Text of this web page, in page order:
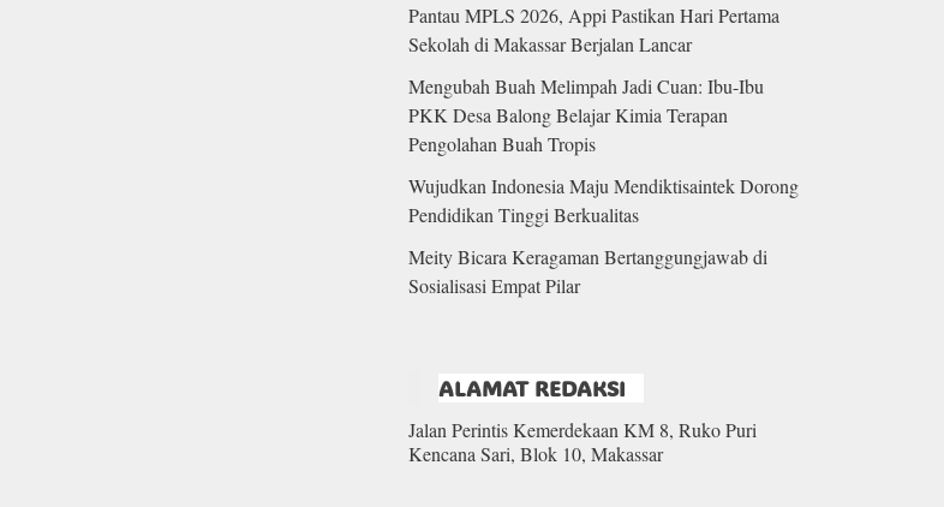
Pantau MPLS 2026, Appi Pastikan Hari Pertama
Sekolah di Makassar Berjalan Lancar
Mengubah Buah Melimpah Jadi Cuan: Ibu-Ibu
PKK Desa Balong Belajar Kimia Terapan
Pengolahan Buah Tropis
Wujudkan Indonesia Maju Mendiktisaintek Dorong
Pendidikan Tinggi Berkualitas
Meity Bicara Keragaman Bertanggungjawab di
Sosialisasi Empat Pilar
ALAMAT REDAKSI
Jalan Perintis Kemerdekaan KM 8, Ruko Puri
Kencana Sari, Blok 10, Makassar